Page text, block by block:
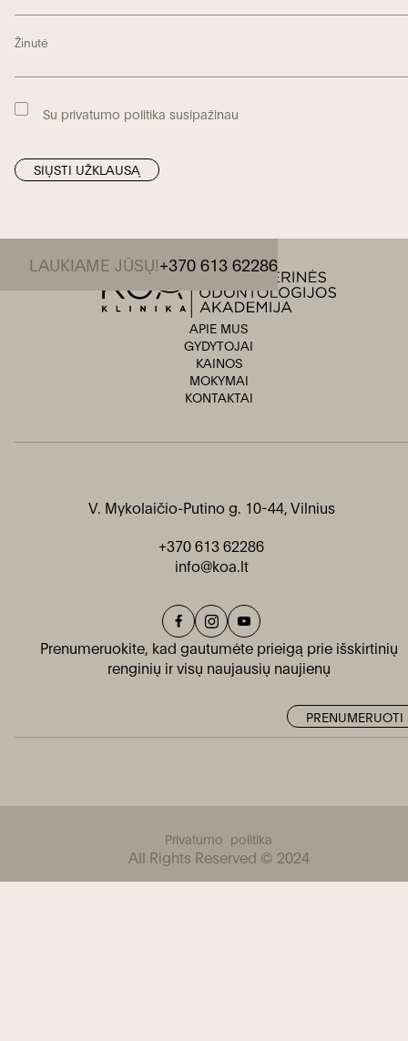
Žinutė
Su privatumo politika susipažinau
LAUKIAME JŪSŲ!+370 613 62286
APIE MUS
GYDYTOJAI
KAINOS
MOKYMAI
KONTAKTAI
V. Mykolaičio-Putino g. 10-44, Vilnius
+370 613 62286
info@koa.lt
Prenumeruokite, kad gautumėte prieigą prie išskirtinių
renginių ir visų naujausių naujienų
Privatumo politika
All Rights Reserved © 2024